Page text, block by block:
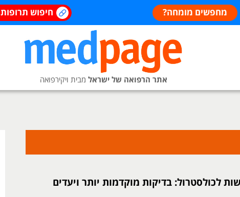
מחפשים מומחה? חיפוש תרופות
אתר הרפואה של ישראל מבית ויקירפואה
לכולסטרול: בדיקות מוקדמות יותר ויעדים